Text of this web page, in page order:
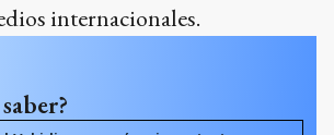
internacionales.